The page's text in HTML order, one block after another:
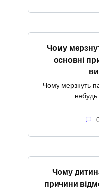
Чому
основні
Чому мерзнуть
небудь
0
Чому
причини